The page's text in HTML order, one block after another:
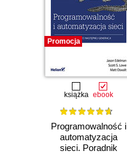
Promocja
książka ebook
Programowalność i
automatyzacja
sieci. Poradnik